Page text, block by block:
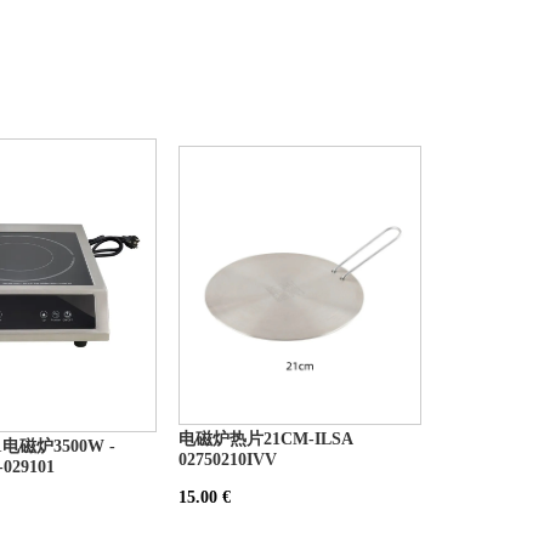
磁炉3500W -
电磁炉热片21CM-ILSA
02750210IVV
15.00 €